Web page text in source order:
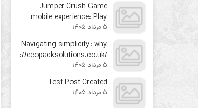
Jumper Crush Game
mobile experience: Play
your favorite instant win
game on the go
5 مرداد 1405
Navigating simplicity: why
https://ecopacksolutions.co.uk/
feels like second nature
from the first click
5 مرداد 1405
Test Post Created
5 مرداد 1405